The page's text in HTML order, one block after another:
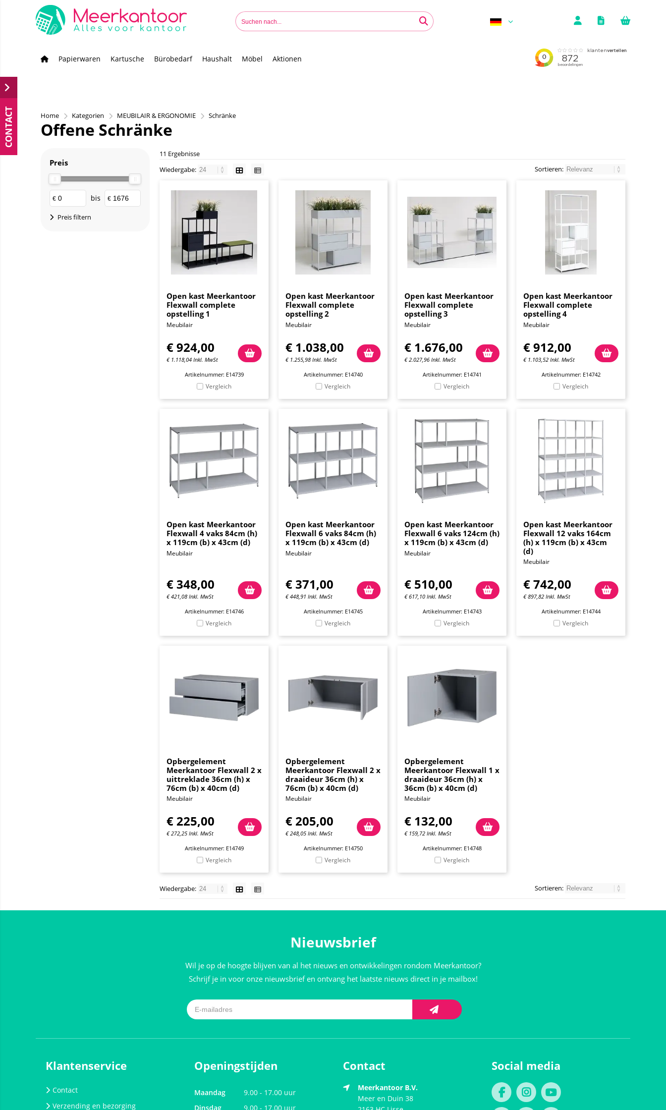
Papierwaren Kartusche Bürobedarf Haushalt Möbel Aktionen
Home Kategorien MEUBILAIR & ERGONOMIE Schränke
Offene Schränke
Preis
€ bis €
Preis filtern
11 Ergebnisse
Wiedergabe:
Sortieren:
Open kast Meerkantoor
Flexwall complete
opstelling 1
Meubilair
€924,00
€ 1.118,04 Inkl. MwSt
Artikelnummer: E14739
Vergleich
Open kast Meerkantoor
Flexwall complete
opstelling 2
Meubilair
€ 1.038,00
€ 1.255,98 Inkl. MwSt
Artikelnummer: E14740
Vergleich
Open kast Meerkantoor
Flexwall complete
opstelling 3
Meubilair
€ 1.676,00
€2.027,96 Inkl. MwSt
Artikelnummer: E14741
Vergleich
Open kast Meerkantoor
Flexwall complete
opstelling 4
Meubilair
€912,00
€ 1.103,52 Inkl. MwSt
Artikelnummer: E14742
Vergleich
Open kast Meerkantoor
Flexwall 4 vaks 84cm (h)
x 119cm (b) x 43cm (d)
Meubilair
€ 348,00
€421,08 Inkl. MwSt
Artikelnummer: E14746
Vergleich
Open kast Meerkantoor
Flexwall 6 vaks 84cm (h)
x 119cm (b) x 43cm (d)
Meubilair
€ 371,00
€448,91 Inkl. MwSt
Artikelnummer: E14745
Vergleich
Open kast Meerkantoor
Flexwall 6 vaks 124cm (h)
x 119cm (b) x 43cm (d)
Meubilair
€ 510,00
€617,10 Inkl. MwSt
Artikelnummer: E14743
Vergleich
Open kast Meerkantoor
Flexwall 12 vaks 164cm
(h) x 119cm (b) x 43cm
(d)
Meubilair
€742,00
€897,82 Inkl. MwSt
Artikelnummer: E14744
Vergleich
Opbergelement
Meerkantoor Flexwall 2 x
uittreklade 36cm (h) x
76cm (b) x 40cm (d)
Meubilair
€ 225,00
€272,25 Inkl. MwSt
Artikelnummer: E14749
Vergleich
Opbergelement
Meerkantoor Flexwall 2 x
draaideur 36cm (h) x
76cm (b) x 40cm (d)
Meubilair
€ 205,00
€248,05 Inkl. MwSt
Artikelnummer: E14750
Vergleich
Opbergelement
Meerkantoor Flexwall 1 x
draaideur 36cm (h) x
36cm (b) x 40cm (d)
Meubilair
€ 132,00
€ 159,72 Inkl. MwSt
Artikelnummer: E14748
Vergleich
Wiedergabe: Sortieren:
Nieuwsbrief
Wil je op de hoogte blijven van al het nieuws en ontwikkelingen rondom Meerkantoor?
Schrijf je in voor onze nieuwsbrief en ontvang het laatste nieuws direct in je mailbox!
Klantenservice
Contact
Verzending en bezorging
Openingstijden
Maandag
9.00 - 17.00 uur
Dinsdag
9.00 - 17.00 uur
Contact
Meerkantoor B.V.
Meer en Duin 38
Social media
CONTACT